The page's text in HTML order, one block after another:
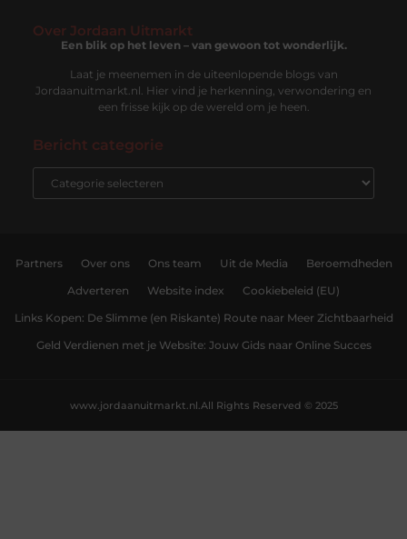
Over Jordaan Uitmarkt
Een blik op het leven – van gewoon tot wonderlijk.
Laat je meenemen in de uiteenlopende blogs van
Jordaanuitmarkt.nl. Hier vind je herkenning, verwondering en
een frisse kijk op de wereld om je heen.
Bericht categorie
Partners Over ons Ons team Uit de Media Beroemdheden
Adverteren Website index Cookiebeleid (EU)
Links Kopen: De Slimme (en Riskante) Route naar Meer Zichtbaarheid
Geld Verdienen met je Website: Jouw Gids naar Online Succes
All Rights Reserved © 2025
www.jordaanuitmarkt.nl.